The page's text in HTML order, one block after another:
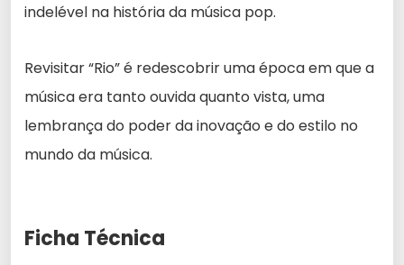
indelével na história da música pop.
Revisitar “Rio” é redescobrir uma época em que a
música era tanto ouvida quanto vista, uma
lembrança do poder da inovação e do estilo no
mundo da música.
Ficha Técnica